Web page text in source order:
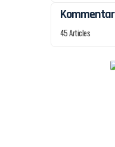
Kommentar
45 Articles